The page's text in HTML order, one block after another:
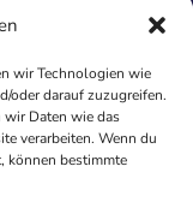
wir Technologien wie
oder darauf zuzugreifen.
Daten wie das
verarbeiten. Wenn du
können bestimmte